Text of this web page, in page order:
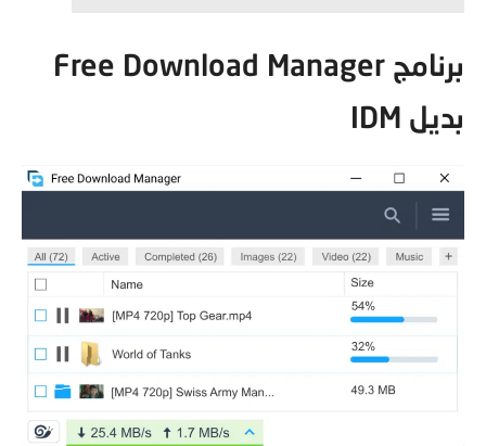
برنامج Free Download Manager
بديل IDM